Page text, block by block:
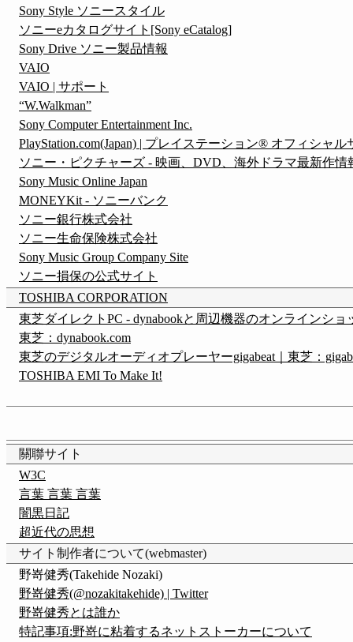
Sony Style ソニースタイル
ソニーeカタログサイト[Sony eCatalog]
Sony Drive ソニー製品情報
VAIO
VAIO | サポート
“W.Walkman”
Sony Computer Entertainment Inc.
PlayStation.com(Japan) | プレイステーション® オフィシャル
ソニー・ピクチャーズ - 映画、DVD、海外ドラマ最新作情
Sony Music Online Japan
MONEYKit - ソニーバンク
ソニー銀行株式会社
ソニー生命保険株式会社
Sony Music Group Company Site
ソニー損保の公式サイト
TOSHIBA CORPORATION
東芝ダイレクトPC - dynabookと周辺機器のオンラインショ
東芝：dynabook.com
東芝のデジタルオーディオプレーヤーgigabeat｜東芝：
TOSHIBA EMI To Make It!
關聯サイト
W3C
言葉 言葉 言葉
闇黒日記
超近代の思想
サイト制作者について(webmaster)
野嵜健秀(Takehide Nozaki)
野嵜健秀(@nozakitakehide) | Twitter
野嵜健秀とは誰か
特記事項:野嵜に粘着するネットストーカーについて